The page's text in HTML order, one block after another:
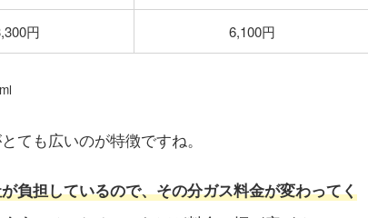
円 6,100円
ても広いのが特徴ですね。
負担しているので、その分ガス料金が変わってく